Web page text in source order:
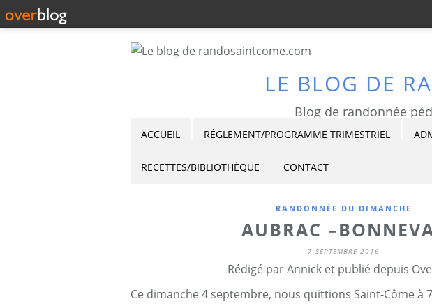
LE BLOG DE
Blog de randonnée
ACCUEIL RÉGLEMENT/PROGRAMME TRIMESTRIEL
RECETTES/BIBLIOTHÈQUE CONTACT
RANDONNÉE DU DIMANCHE
AUBRAC
7 SEPTEMBRE 2016
Rédigé par Annick et publié depuis
Ce dimanche 4 septembre, nous quittions Saint-Côme à